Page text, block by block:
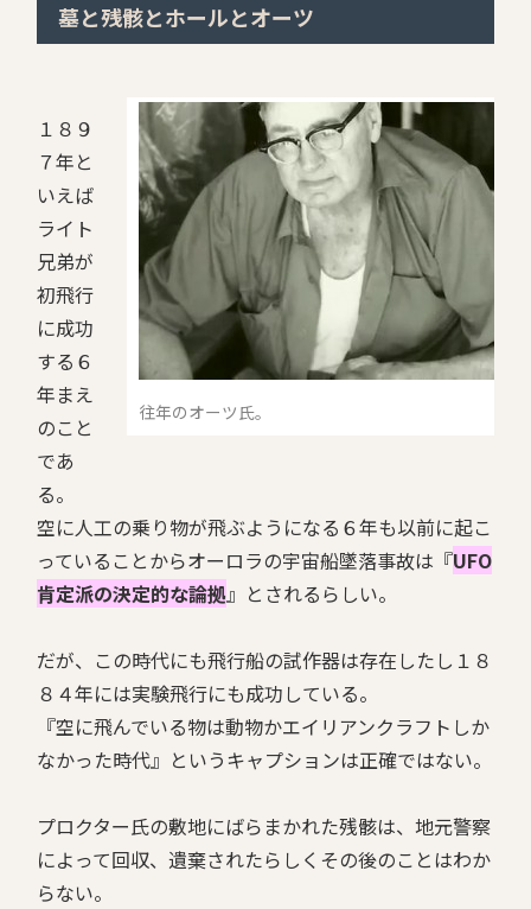
墓と残骸とホールとオーツ
往年のオーツ氏。
１８９
７年と
いえば
ライト
兄弟が
初飛行
に成功
する６
年まえ
のこと
であ
る。
空に人工の乗り物が飛ぶようになる６年も以前に起こ
っていることからオーロラの宇宙船墜落事故は『UFO
肯定派の決定的な論拠』とされるらしい。
だが、この時代にも飛行船の試作器は存在したし１８
８４年には実験飛行にも成功している。
『空に飛んでいる物は動物かエイリアンクラフトしか
なかった時代』というキャプションは正確ではない。
プロクター氏の敷地にばらまかれた残骸は、地元警察
によって回収、遺棄されたらしくその後のことはわか
らない。